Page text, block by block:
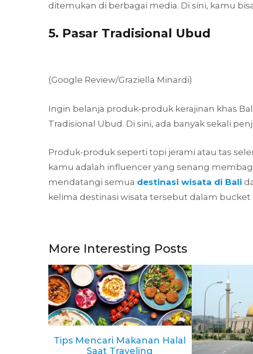
ditemukan di berbagai media. Di sini, kamu
5. Pasar Tradisional Ubud
(Google Review/Graziella Minardi)
Ingin belanja produk-produk kerajinan khas
Tradisional Ubud. Di sini, ada banyak sekali
Produk-produk seperti topi jerami atau tas
kamu adalah influencer yang senang
mendatangi semua destinasi wisata di Bali
kelima destinasi wisata tersebut dalam bucket
More Interesting Posts
Tips Mencari Makanan Halal
Saat Traveling